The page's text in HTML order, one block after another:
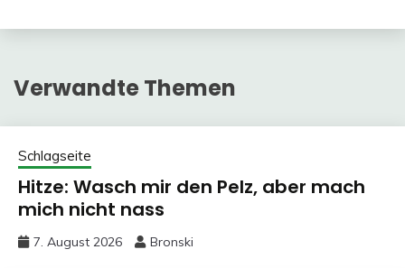
Verwandte Themen
Schlagseite
Hitze: Wasch mir den Pelz, aber mach
mich nicht nass
7. August 2026 Bronski